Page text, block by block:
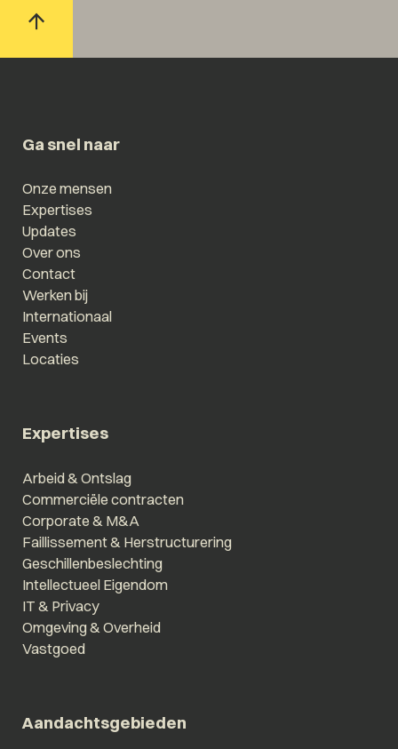
Ga snel naar
Onze mensen
Expertises
Updates
Over ons
Contact
Werken bij
Internationaal
Events
Locaties
Expertises
Arbeid & Ontslag
Commerciële contracten
Corporate & M&A
Faillissement & Herstructurering
Geschillenbeslechting
Intellectueel Eigendom
IT & Privacy
Omgeving & Overheid
Vastgoed
Aandachtsgebieden